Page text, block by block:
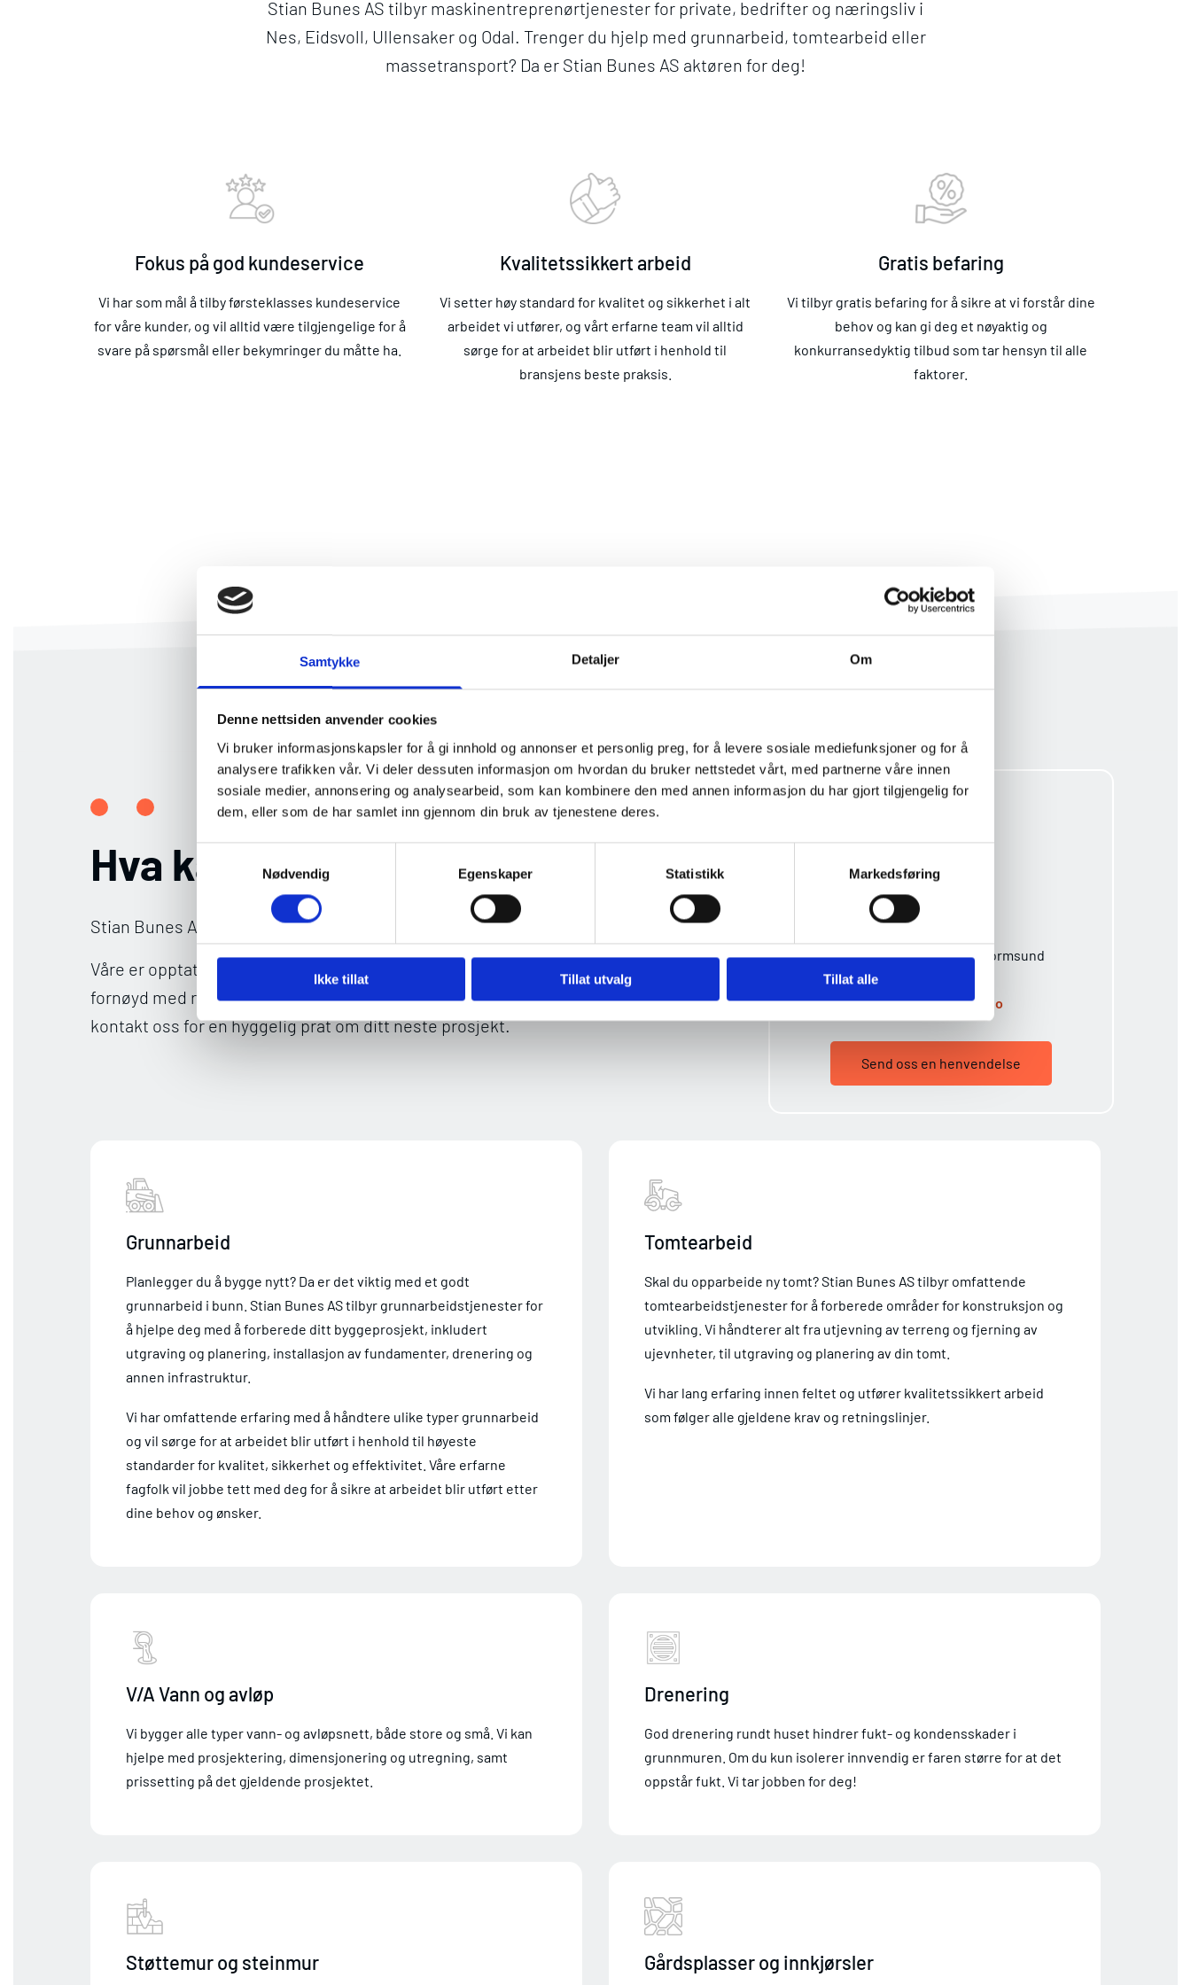
Samtykke Detaljer Om
Denne nettsiden anvender cookies
Vi bruker informasjonskapsler for å gi innhold og annonser et personlig preg, for å levere sosiale mediefunksjoner og for å
analysere trafikken vår. Vi deler dessuten informasjon om hvordan du bruker nettstedet vårt, med partnerne våre innen
sosiale medier, annonsering og analysearbeid, som kan kombinere den med annen informasjon du har gjort tilgjengelig for
dem, eller som de har samlet inn gjennom din bruk av tjenestene deres.
Nødvendig
Egenskaper Statistikk Markedsføring
Ikke tillat Tillat utvalg Tillat alle
Stian Bunes AS tilbyr maskinentreprenørtjenester for private, bedrifter og næringsliv i
Nes, Eidsvoll, Ullensaker og Odal. Trenger du hjelp med grunnarbeid, tomtearbeid eller
massetransport? Da er Stian Bunes AS aktøren for deg!
Fokus på god kundeservice
Vi har som mål å tilby førsteklasses kundeservice
for våre kunder, og vil alltid være tilgjengelige for å
svare på spørsmål eller bekymringer du måtte ha.
Kvalitetssikkert arbeid
Vi setter høy standard for kvalitet og sikkerhet i alt
arbeidet vi utfører, og vårt erfarne team vil alltid
sørge for at arbeidet blir utført i henhold til
bransjens beste praksis.
Gratis befaring
Vi tilbyr gratis befaring for å sikre at vi forstår dine
behov og kan gi deg et nøyaktig og
konkurransedyktig tilbud som tar hensyn til alle
faktorer.
Hva kan vi hjelpe deg med?
Stian Bunes AS utfører det meste av tradisjonelle anleggstjenester.
Våre er opptatt av å levere kvalitetssikkert arbeid, slik at du blir
fornøyd med resultatet. Utforsk noen av våre tjenester nedenfor, og
kontakt oss for en hyggelig prat om ditt neste prosjekt.
Stian Bunes AS
Eidsvollvegen 42, 2160 Vormsund
stibunes@online.no
Send oss en henvendelse
Grunnarbeid
Planlegger du å bygge nytt? Da er det viktig med et godt
grunnarbeid i bunn. Stian Bunes AS tilbyr grunnarbeidstjenester for
å hjelpe deg med å forberede ditt byggeprosjekt, inkludert
utgraving og planering, installasjon av fundamenter, drenering og
annen infrastruktur.
Vi har omfattende erfaring med å håndtere ulike typer grunnarbeid
og vil sørge for at arbeidet blir utført i henhold til høyeste
standarder for kvalitet, sikkerhet og effektivitet. Våre erfarne
fagfolk vil jobbe tett med deg for å sikre at arbeidet blir utført etter
dine behov og ønsker.
Tomtearbeid
Skal du opparbeide ny tomt? Stian Bunes AS tilbyr omfattende
tomtearbeidstjenester for å forberede områder for konstruksjon og
utvikling. Vi håndterer alt fra utjevning av terreng og fjerning av
ujevnheter, til utgraving og planering av din tomt.
Vi har lang erfaring innen feltet og utfører kvalitetssikkert arbeid
som følger alle gjeldene krav og retningslinjer.
V/A Vann og avløp
Vi bygger alle typer vann- og avløpsnett, både store og små. Vi kan
hjelpe med prosjektering, dimensjonering og utregning, samt
prissetting på det gjeldende prosjektet.
Drenering
God drenering rundt huset hindrer fukt- og kondensskader i
grunnmuren. Om du kun isolerer innvendig er faren større for at det
oppstår fukt. Vi tar jobben for deg!
Støttemur og steinmur Gårdsplasser og innkjørsler